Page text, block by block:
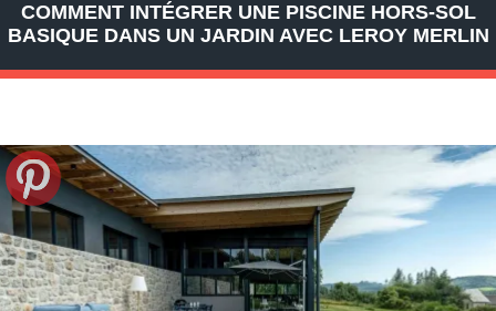
COMMENT INTÉGRER UNE PISCINE HORS-SOL
BASIQUE DANS UN JARDIN AVEC LEROY MERLIN